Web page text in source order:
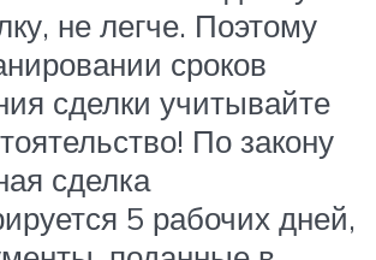
не легче. Поэтому
сроков
сделки учитывайте
По закону
сделка
5 рабочих дней,